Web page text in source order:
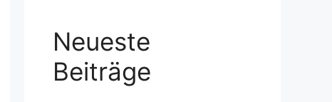
Neueste
Beiträge